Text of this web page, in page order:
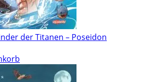
der Titanen – Poseidon